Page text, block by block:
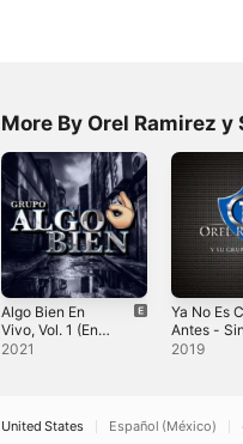
More By Orel Ramirez y
Algo Bien En
Vivo, Vol. 1 (En
vivo)
2021
Ya No Es
Antes -
2019
United States Español (México)